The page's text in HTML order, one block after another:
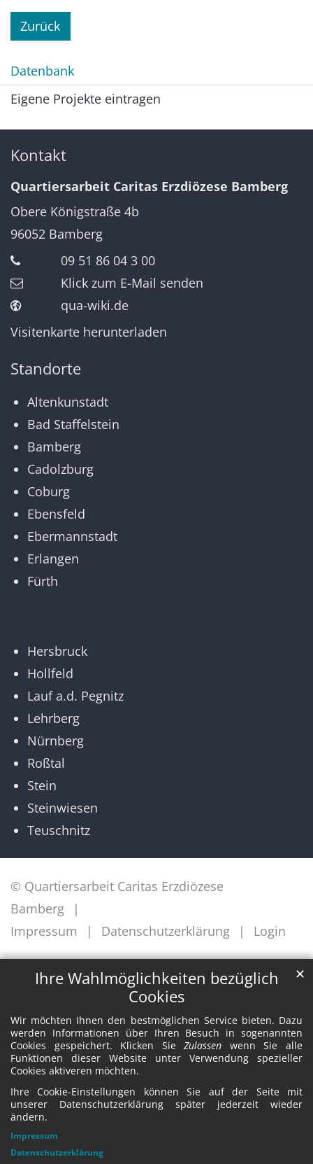
Ihre Wahlmöglichkeiten bezüglich
Cookies
Wir möchten Ihnen den bestmöglichen Service bieten. Dazu
werden Informationen über Ihren Besuch in sogenannten
Cookies gespeichert. Klicken SieZulassen wenn Sie alle
Funktionen dieser Website unter Verwendung spezieller
Cookies aktiveren möchten.
Ihre Cookie-Einstellungen können Sie auf der Seite mit
unserer Datenschutzerklärung später jederzeit wieder
ändern.
✕
Impressum
Datenschutzerklärung
Zurück
Datenbank
Eigene Projekte eintragen
Kontakt
Quartiersarbeit Caritas Erzdiözese Bamberg
Obere Königstraße 4b
96052 Bamberg
09 51 86 04 3 00
Klick zum E-Mail senden
qua-wiki.de
Visitenkarte herunterladen
Standorte
Altenkunstadt
Bad Staffelstein
Bamberg
Cadolzburg
Coburg
Ebensfeld
Ebermannstadt
Erlangen
Fürth
Hersbruck
Hollfeld
Lauf a.d. Pegnitz
Lehrberg
Nürnberg
Roßtal
Stein
Steinwiesen
Teuschnitz
© Quartiersarbeit Caritas Erzdiözese
Bamberg
Impressum
Datenschutzerklärung Login